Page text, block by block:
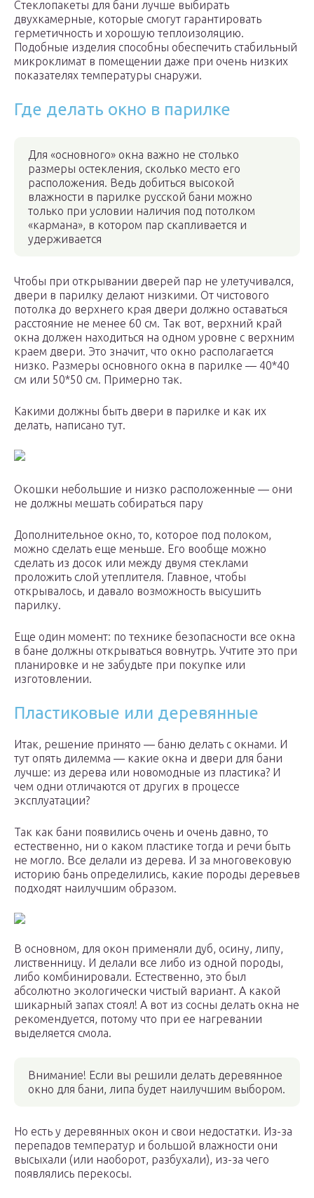
Стеклопакеты для бани лучше выбирать
двухкамерные, которые смогут гарантировать
герметичность и хорошую теплоизоляцию.
Подобные изделия способны обеспечить стабильный
микроклимат в помещении даже при очень низких
показателях температуры снаружи.
Где делать окно в парилке
Для «основного» окна важно не столько
размеры остекления, сколько место его
расположения. Ведь добиться высокой
влажности в парилке русской бани можно
только при условии наличия под потолком
«кармана», в котором пар скапливается и
удерживается
Чтобы при открывании дверей пар не улетучивался,
двери в парилку делают низкими. От чистового
потолка до верхнего края двери должно оставаться
расстояние не менее 60 см. Так вот, верхний край
окна должен находиться на одном уровне с верхним
краем двери. Это значит, что окно располагается
низко. Размеры основного окна в парилке — 40*40
см или 50*50 см. Примерно так.
Какими должны быть двери в парилке и как их
делать, написано тут.
Окошки небольшие и низко расположенные — они
не должны мешать собираться пару
Дополнительное окно, то, которое под полоком,
можно сделать еще меньше. Его вообще можно
сделать из досок или между двумя стеклами
проложить слой утеплителя. Главное, чтобы
открывалось, и давало возможность высушить
парилку.
Еще один момент: по технике безопасности все окна
в бане должны открываться вовнутрь. Учтите это при
планировке и не забудьте при покупке или
изготовлении.
Пластиковые или деревянные
Итак, решение принято — баню делать с окнами. И
тут опять дилемма — какие окна и двери для бани
лучше: из дерева или новомодные из пластика? И
чем одни отличаются от других в процессе
эксплуатации?
Так как бани появились очень и очень давно, то
естественно, ни о каком пластике тогда и речи быть
не могло. Все делали из дерева. И за многовековую
историю бань определились, какие породы деревьев
подходят наилучшим образом.
В основном, для окон применяли дуб, осину, липу,
лиственницу. И делали все либо из одной породы,
либо комбинировали. Естественно, это был
абсолютно экологически чистый вариант. А какой
шикарный запах стоял! А вот из сосны делать окна не
рекомендуется, потому что при ее нагревании
выделяется смола.
Внимание! Если вы решили делать деревянное
окно для бани, липа будет наилучшим выбором.
Но есть у деревянных окон и свои недостатки. Из-за
перепадов температур и большой влажности они
высыхали (или наоборот, разбухали), из-за чего
появлялись перекосы.